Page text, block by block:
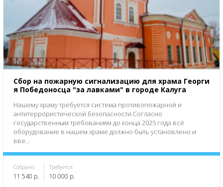
Сбор на пожарную сигнализацию для храма Георги
я Победоносца "за лавками" в городе Калуга
Нашему храму требуется система противопожарной и
антитеррористической безопасности.Согласно
государственным требованиям до конца 2025 года всё
оборудование в нашем храме должно быть установлено и
вве...
Собрано
11 540 р.
Требуется
10 000 р.